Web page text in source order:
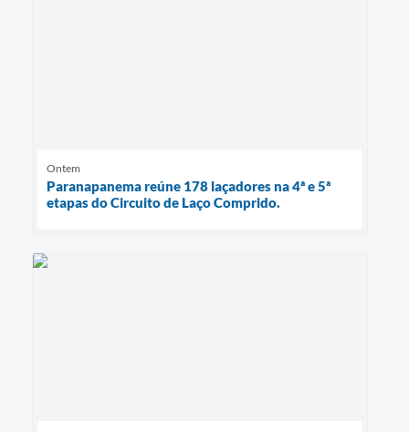
Ontem
Paranapanema reúne 178 laçadores na 4ª e 5ª
etapas do Circuito de Laço Comprido.